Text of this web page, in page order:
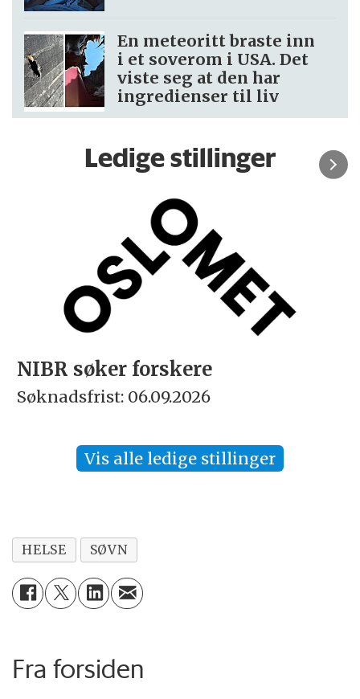
En meteoritt braste inn
i et soverom i USA. Det
viste seg at den har
ingredienser til liv
Ledige stillinger
NIBR søker forskere
Søknadsfrist: 06.09.2026
Vis alle ledige stillinger
HELSE SØVN
Fra forsiden